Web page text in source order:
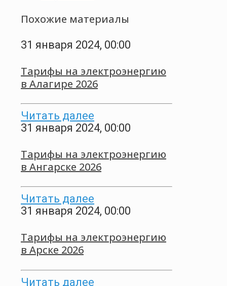
Похожие материалы
31 января 2024, 00:00
Тарифы на электроэнергию
в Алагире 2026
Читать далее
31 января 2024, 00:00
Тарифы на электроэнергию
в Ангарске 2026
Читать далее
31 января 2024, 00:00
Тарифы на электроэнергию
в Арске 2026
Читать далее